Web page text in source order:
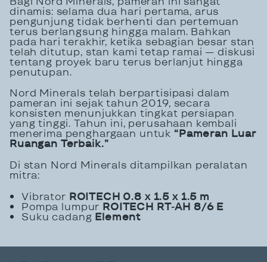
dinamis: selama dua hari pertama, arus
pengunjung tidak berhenti dan pertemuan
terus berlangsung hingga malam. Bahkan
pada hari terakhir, ketika sebagian besar stan
telah ditutup, stan kami tetap ramai — diskusi
tentang proyek baru terus berlanjut hingga
penutupan.
Nord Minerals telah berpartisipasi dalam
pameran ini sejak tahun 2019, secara
konsisten menunjukkan tingkat persiapan
yang tinggi. Tahun ini, perusahaan kembali
menerima penghargaan untuk “Pameran Luar
Ruangan Terbaik.”
Di stan Nord Minerals ditampilkan peralatan
mitra:
Vibrator ROITECH 0.8 x 1.5 x 1.5 m
Pompa lumpur ROITECH RT-AH 8/6 E
Suku cadang Element